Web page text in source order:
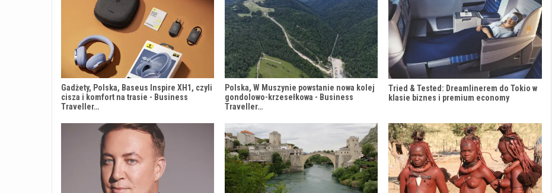
Gadżety, Polska, Baseus Inspire XH1, czyli
cisza i komfort na trasie - Business
Traveller…
Polska, W Muszynie powstanie nowa kolej
gondolowo-krzesełkowa - Business
Traveller…
Tried & Tested: Dreamlinerem do Tokio w
klasie biznes i premium economy